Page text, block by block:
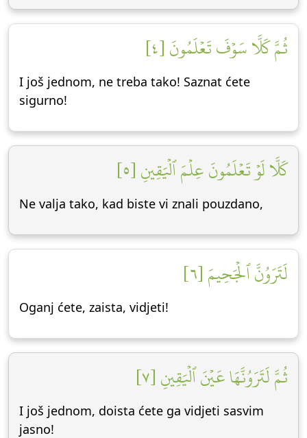
ثُمَّ كَلَّا سَوۡفَ تَعۡلَمُونَ [٤]
I još jednom, ne treba tako! Saznat ćete
sigurno!
كَلَّا لَوۡ تَعۡلَمُونَ عِلۡمَ ٱلۡيَقِينِ [٥]
Ne valja tako, kad biste vi znali pouzdano,
لَتَرَوُنَّ ٱلۡجَحِيمَ [٦]
Oganj ćete, zaista, vidjeti!
ثُمَّ لَتَرَوُنَّهَا عَيۡنَ ٱلۡيَقِينِ [٧]
I još jednom, doista ćete ga vidjeti sasvim
jasno!